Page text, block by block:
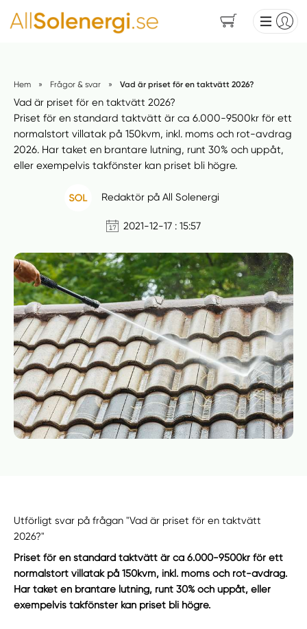
Hem » Frågor & svar » Vad är priset för en taktvätt 2026?
Vad är priset för en taktvätt 2026?
Priset för en standard taktvätt är ca 6.000-9500kr för ett
normalstort villatak på 150kvm, inkl. moms och rot-avdrag
2026. Har taket en brantare lutning, runt 30% och uppåt,
eller exempelvis takfönster kan priset bli högre.
Redaktör på All Solenergi
2021-12-17 : 15:57
Utförligt svar på frågan "Vad är priset för en taktvätt
2026?"
Priset för en standard taktvätt är ca 6.000-9500kr för ett
normalstort villatak på 150kvm, inkl. moms och rot-avdrag.
Har taket en brantare lutning, runt 30% och uppåt, eller
exempelvis takfönster kan priset bli högre.